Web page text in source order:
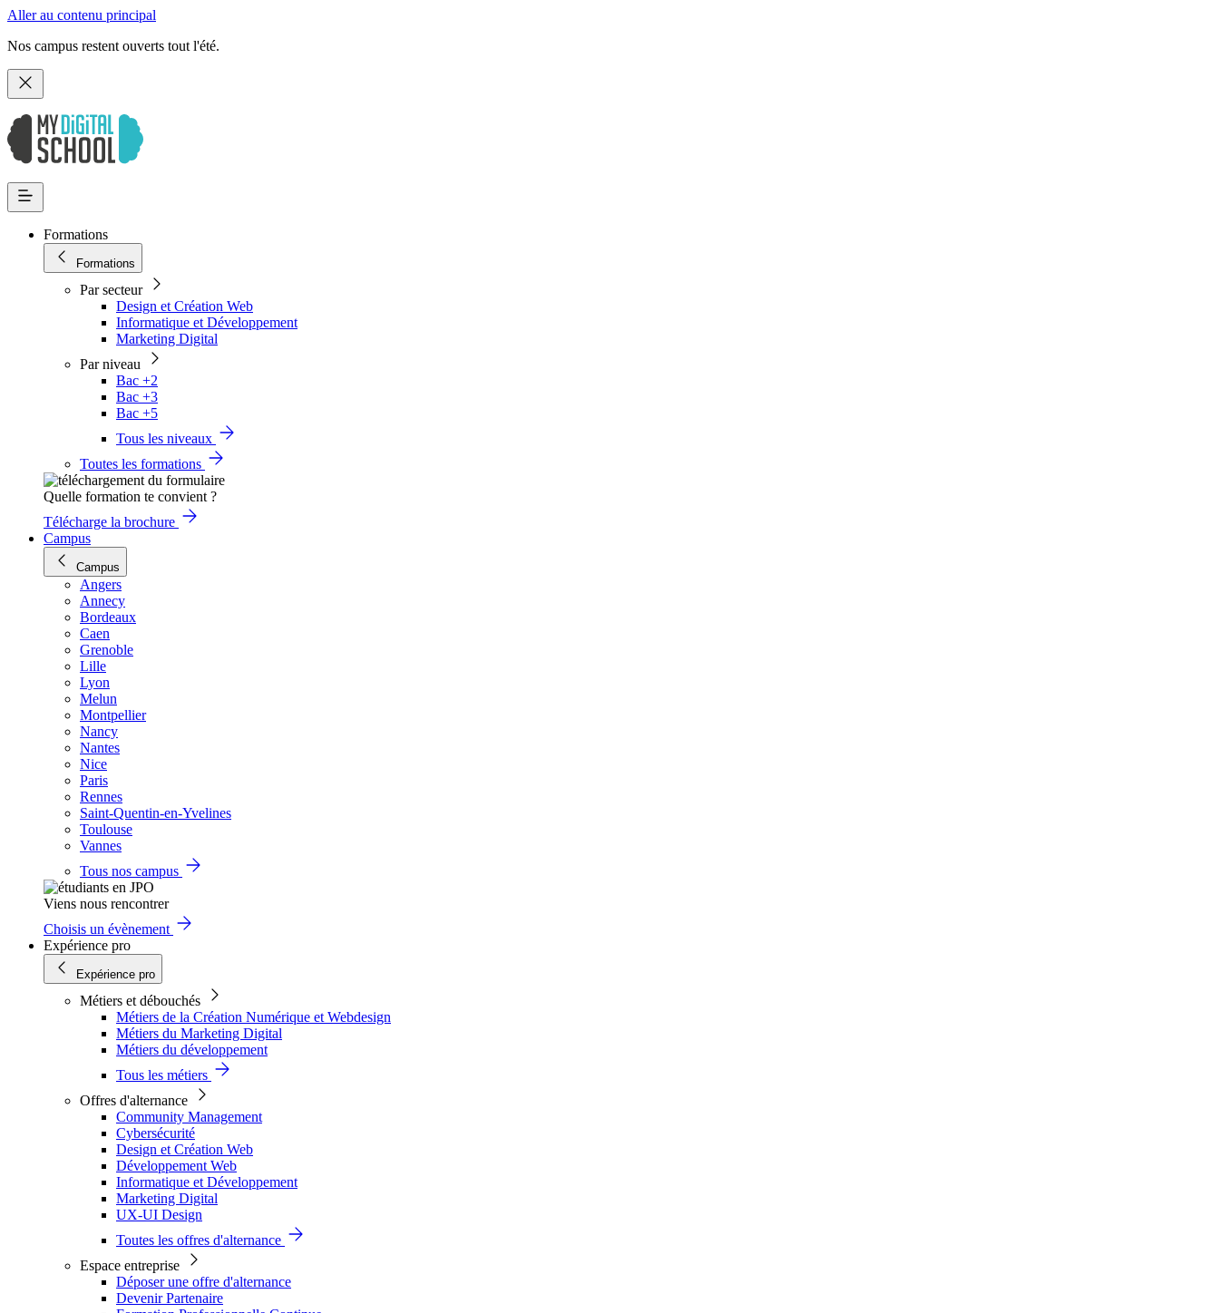
Aller au contenu principal
Nos campus restent ouverts tout l'été.
Formations
Formations
Par secteur
Design et Création Web
Informatique et Développement
Marketing Digital
Par niveau
Bac +2
Bac +3
Bac +5
Tous les niveaux
Toutes les formations
Quelle formation te convient ?
Télécharge la brochure
Campus
Campus
Angers
Annecy
Bordeaux
Caen
Grenoble
Lille
Lyon
Melun
Montpellier
Nancy
Nantes
Nice
Paris
Rennes
Saint-Quentin-en-Yvelines
Toulouse
Vannes
Tous nos campus
Viens nous rencontrer
Choisis un évènement
Expérience pro
Expérience pro
Métiers et débouchés
Métiers de la Création Numérique et Webdesign
Métiers du Marketing Digital
Métiers du développement
Tous les métiers
Offres d'alternance
Community Management
Cybersécurité
Design et Création Web
Développement Web
Informatique et Développement
Marketing Digital
UX-UI Design
Toutes les offres d'alternance
Espace entreprise
Déposer une offre d'alternance
Devenir Partenaire